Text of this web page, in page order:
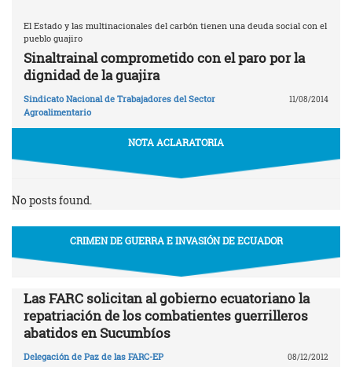
El Estado y las multinacionales del carbón tienen una deuda social con el
pueblo guajiro
Sinaltrainal comprometido con el paro por la
dignidad de la guajira
Sindicato Nacional de Trabajadores del Sector
Agroalimentario
11/08/2014
NOTA ACLARATORIA
No posts found.
CRIMEN DE GUERRA E INVASIÓN DE ECUADOR
Las FARC solicitan al gobierno ecuatoriano la
repatriación de los combatientes guerrilleros
abatidos en Sucumbíos
Delegación de Paz de las FARC-EP 08/12/2012